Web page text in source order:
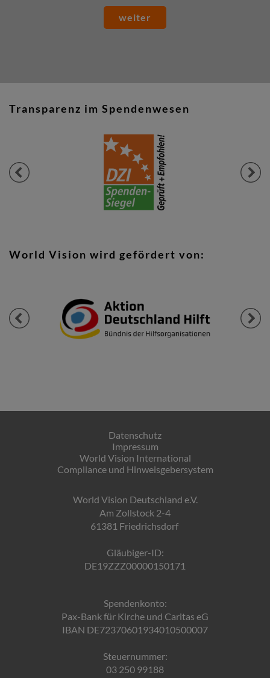
weiter
Transparenz im Spendenwesen
Previous Next
World Vision wird gefördert von:
Previous Next
Datenschutz
Impressum
World Vision International
Compliance und Hinweisgebersystem
World Vision Deutschland e.V.
Am Zollstock 2-4
61381 Friedrichsdorf
Gläubiger-ID:
DE19ZZZ00000150171
Spendenkonto:
Pax-Bank für Kirche und Caritas eG
IBAN DE72370601934010500007
Steuernummer:
03 250 99188